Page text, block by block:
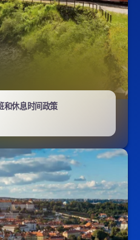
和休息时间政策